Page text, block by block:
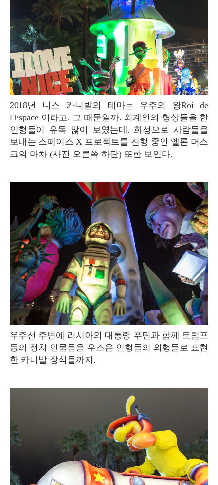
2018년 니스 카니발의 테마는 우주의 왕Roi de
l'Espace 이라고. 그 때문일까. 외계인의 형상들을 한
인형들이 유독 많이 보였는데. 화성으로 사람들을
보내는 스페이스 X 프로젝트를 진행 중인 엘론 머스
크의 마차 (사진 오른쪽 하단) 또한 보인다.
우주선 주변에 러시아의 대통령 푸틴과 함께 트럼프
등의 정치 인물들을 우스운 인형들의 외형들로 표현
한 카니발 장식들까지.